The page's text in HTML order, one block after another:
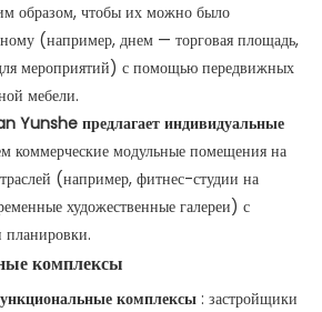
образом, чтобы их можно было
(например, днем ​​— торговая площадь,
мероприятий) с помощью передвижных
мебели.
Yunshe предлагает индивидуальные
коммерческие модульные помещения на
(например, фитнес-студии на
художественные галереи) с
комплексы
комплексы: застройщики